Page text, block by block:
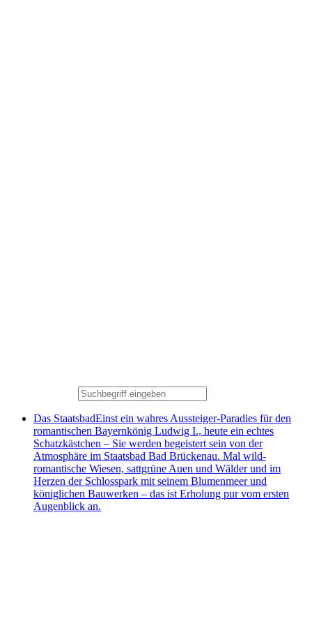
Das StaatsbadEinst ein wahres Aussteiger-Paradies für den
romantischen Bayernkönig Ludwig I., heute ein echtes
Schatzkästchen – Sie werden begeistert sein von der
Atmosphäre im Staatsbad Bad Brückenau. Mal wild-
romantische Wiesen, sattgrüne Auen und Wälder und im
Herzen der Schlosspark mit seinem Blumenmeer und
königlichen Bauwerken – das ist Erholung pur vom ersten
Augenblick an.